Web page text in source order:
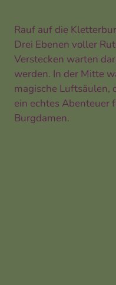
Rauf auf die
Drei Ebenen voller
Verstecken warten
werden. In der Mitte
magische Luftsäulen,
ein echtes Abenteuer
Burgdamen.